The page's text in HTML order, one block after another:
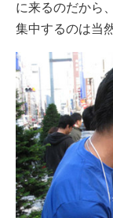
に来るのだから
集中するのは当